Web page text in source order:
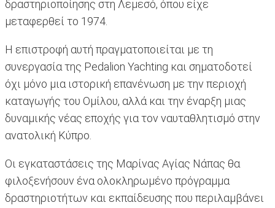
δραστηριοποίησης στη Λεμεσό, όπου είχε
μεταφερθεί το 1974.
Η επιστροφή αυτή πραγματοποιείται με τη
συνεργασία της Pedalion Yachting και σηματοδοτεί
όχι μόνο μια ιστορική επανένωση με την περιοχή
καταγωγής του Ομίλου, αλλά και την έναρξη μιας
δυναμικής νέας εποχής για τον ναυταθλητισμό στην
ανατολική Κύπρο.
Οι εγκαταστάσεις της Μαρίνας Αγίας Νάπας θα
φιλοξενήσουν ένα ολοκληρωμένο πρόγραμμα
δραστηριοτήτων και εκπαίδευσης που περιλαμβάνει